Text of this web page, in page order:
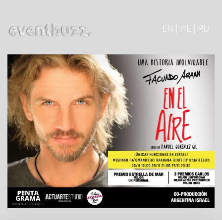
EN | HE | RU